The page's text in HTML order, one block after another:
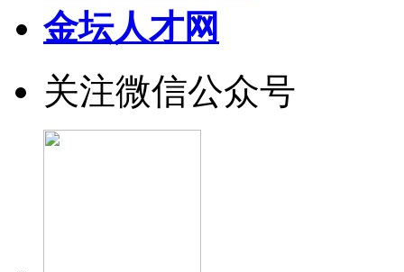
金坛人才网
关注微信公众号